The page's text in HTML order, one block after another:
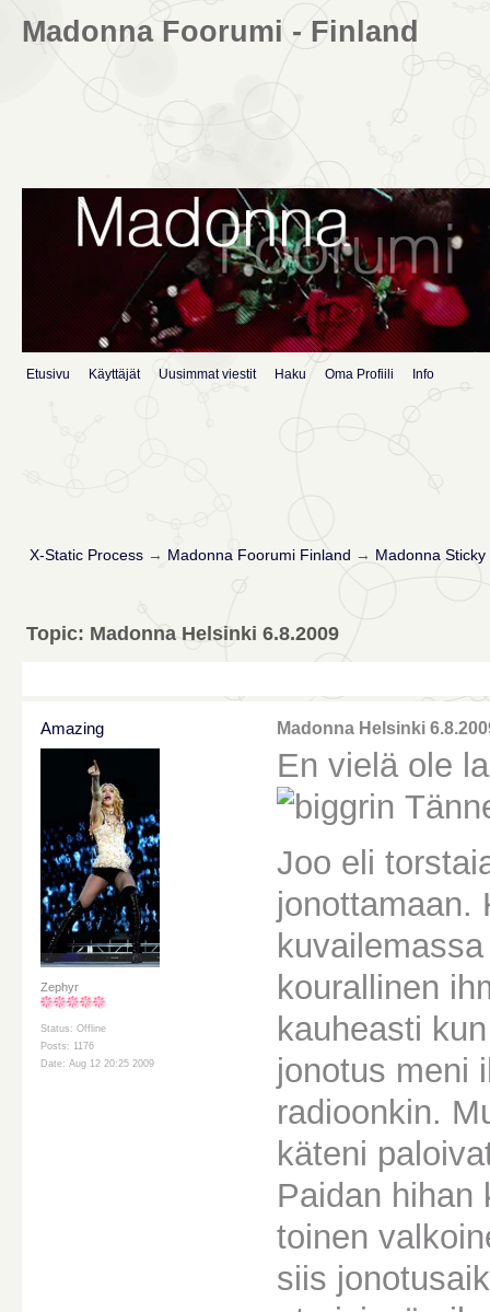
Madonna Foorumi - Finland
Etusivu Käyttäjät Uusimmat viestit Haku Oma Profiili Info
X-Static Process→ Madonna Foorumi Finland → Madonna
Topic: Madonna Helsinki 6.8.2009
Amazing
Zephyr
Status: Offline
Posts: 1176
Date: Aug 12 20:25 2009
Madonna Helsinki
En vielä ole
Joo eli
jonottamaan.
kourallinen
kauheasti
jonotus meni
radioonkin.
käteni
Paidan hihan
toinen
siis